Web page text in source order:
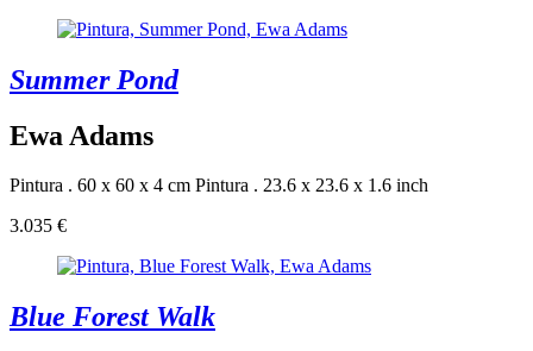
Summer Pond
Ewa Adams
Pintura . 60 x 60 x 4 cm Pintura . 23.6 x 23.6 x 1.6 inch
3.035 €
Blue Forest Walk